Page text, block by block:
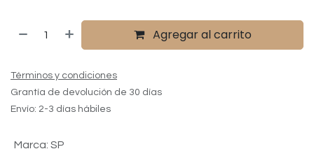
Agregar al carrito
Términos y condiciones
Grantía de devolución de 30 días
Envío: 2-3 días hábiles
Marca: SP